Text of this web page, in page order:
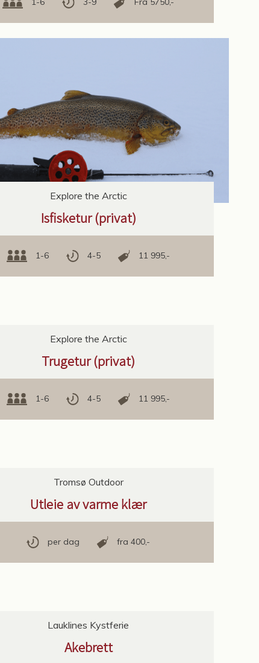
Explore the Arctic
Isfisketur (privat)
1-6 4-5 11 995,-
Explore the Arctic
Trugetur (privat)
1-6 4-5 11 995,-
Tromsø Outdoor
Utleie av varme klær
per dag fra 400,-
Lauklines Kystferie
Akebrett